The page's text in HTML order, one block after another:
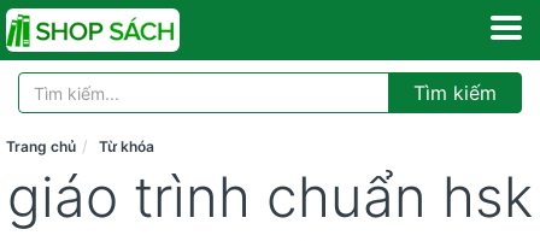
Tìm kiếm
Trang chủ Từ khóa
giáo trình chuẩn hsk